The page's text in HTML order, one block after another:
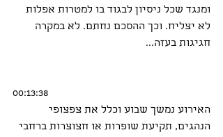
ומנגד שכל ניסיון לבגוד בו למטרות אפלות
לא יצליח. וכך ההסכם נחתם. לא במקרה
חגיגות בעזה...
00:13:38
האירוע נמשך שבוע וכלל את צפצופי
הנהגים, תקיעת שופרות או חצוצרות ברחבי